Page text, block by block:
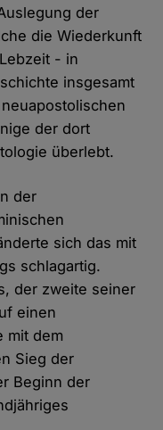
der
die Wiederkunft
- in
insgesamt
der dort
überlebt.
der
sich das mit
schlagartig.
der zweite seiner
einen
mit dem
Sieg der
Beginn der